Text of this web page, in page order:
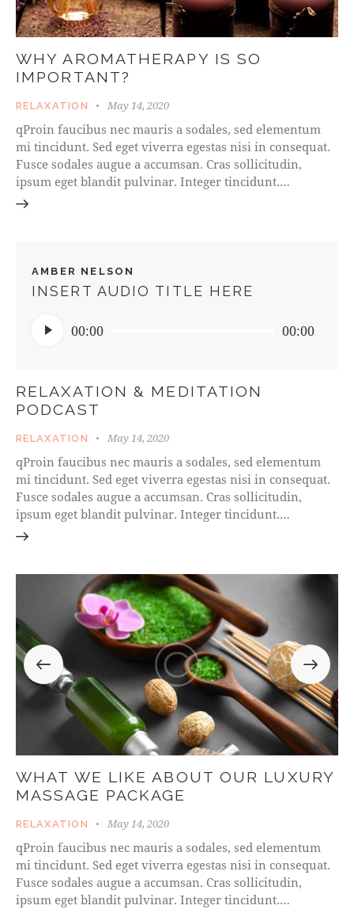
WHY AROMATHERAPY IS SO
IMPORTANT?
RELAXATION May 14, 2020
qProin faucibus nec mauris a sodales, sed elementum
mi tincidunt. Sed eget viverra egestas nisi in consequat.
Fusce sodales augue a accumsan. Cras sollicitudin,
ipsum eget blandit pulvinar. Integer tincidunt.…
AMBER NELSON
INSERT AUDIO TITLE HERE
Player
00:00 00:00
RELAXATION & MEDITATION
PODCAST
RELAXATION May 14, 2020
qProin faucibus nec mauris a sodales, sed elementum
mi tincidunt. Sed eget viverra egestas nisi in consequat.
Fusce sodales augue a accumsan. Cras sollicitudin,
ipsum eget blandit pulvinar. Integer tincidunt.…
WHAT WE LIKE ABOUT OUR LUXURY
MASSAGE PACKAGE
RELAXATION May 14, 2020
qProin faucibus nec mauris a sodales, sed elementum
mi tincidunt. Sed eget viverra egestas nisi in consequat.
Fusce sodales augue a accumsan. Cras sollicitudin,
ipsum eget blandit pulvinar. Integer tincidunt.…